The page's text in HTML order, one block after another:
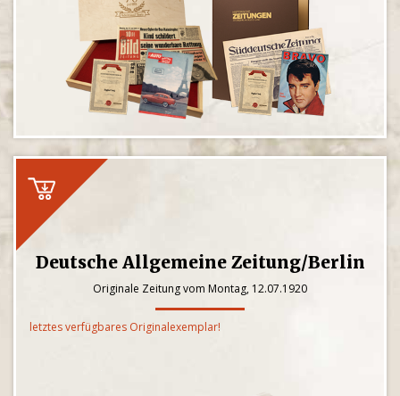
Deutsche Allgemeine Zeitung/Berlin
Originale Zeitung vom Montag, 12.07.1920
letztes verfügbares Originalexemplar!